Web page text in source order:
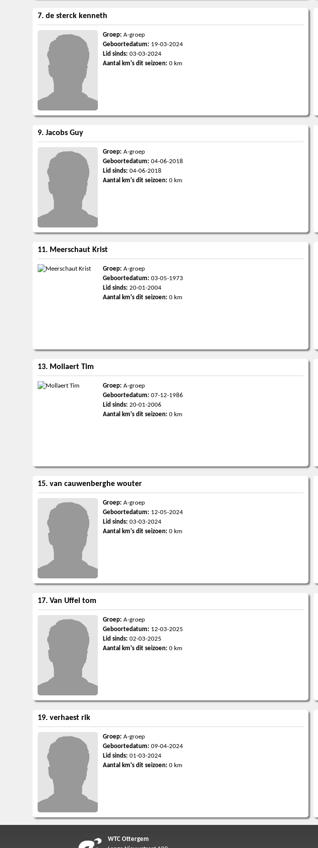
7. de sterck kenneth
Groep: A-groep
Geboortedatum: 19-03-2024
Lid sinds: 03-03-2024
Aantal km's dit seizoen: 0 km
9. Jacobs Guy
Groep: A-groep
Geboortedatum: 04-06-2018
Lid sinds: 04-06-2018
Aantal km's dit seizoen: 0 km
11. Meerschaut Krist
Groep: A-groep
Geboortedatum: 03-05-1973
Lid sinds: 20-01-2004
Aantal km's dit seizoen: 0 km
13. Mollaert Tim
Groep: A-groep
Geboortedatum: 07-12-1986
Lid sinds: 20-01-2006
Aantal km's dit seizoen: 0 km
15. van cauwenberghe wouter
Groep: A-groep
Geboortedatum: 12-05-2024
Lid sinds: 03-03-2024
Aantal km's dit seizoen: 0 km
17. Van Uffel tom
Groep: A-groep
Geboortedatum: 12-03-2025
Lid sinds: 02-03-2025
Aantal km's dit seizoen: 0 km
19. verhaest rik
Groep: A-groep
Geboortedatum: 09-04-2024
Lid sinds: 01-03-2024
Aantal km's dit seizoen: 0 km
WTC Ottergem